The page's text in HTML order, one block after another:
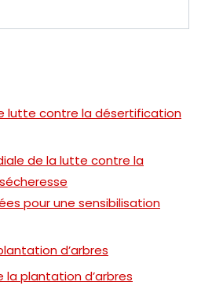
lutte contre la désertification
de la lutte contre la
pour une sensibilisation
d’arbres
la plantation d’arbres